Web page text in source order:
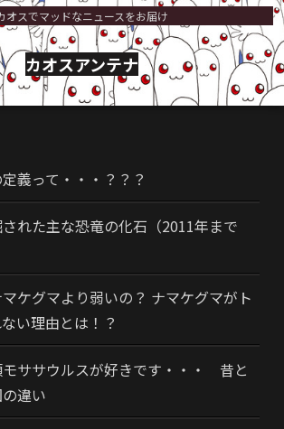
オスでマッドなニュースをお届け
カオスアンテナ
義って・・・？？？
れた主な恐竜の化石（2011年まで
ケグマより弱いの？ ナマケグマがト
い理由とは！？
ササウルスが好きです・・・ 昔と
違い